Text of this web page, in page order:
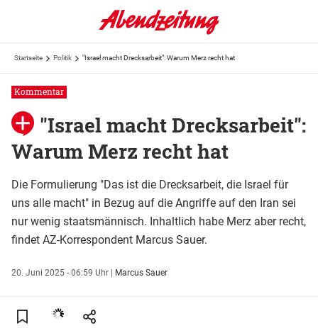
Startseite Politik "Israel macht Drecksarbeit": Warum Merz recht hat
Kommentar
"Israel macht Drecksarbeit":
Warum Merz recht hat
Die Formulierung "Das ist die Drecksarbeit, die Israel für
uns alle macht" in Bezug auf die Angriffe auf den Iran sei
nur wenig staatsmännisch. Inhaltlich habe Merz aber recht,
findet AZ-Korrespondent Marcus Sauer.
20. Juni 2025 - 06:59 Uhr | Marcus Sauer